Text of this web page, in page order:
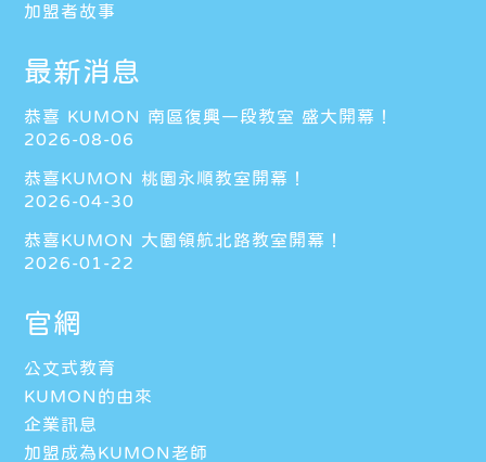
加盟者故事
最新消息
恭喜 KUMON 南區復興一段教室 盛大開幕！
2026-08-06
恭喜KUMON 桃園永順教室開幕！
2026-04-30
恭喜KUMON 大園領航北路教室開幕！
2026-01-22
官網
公文式教育
KUMON的由來
企業訊息
加盟成為KUMON老師